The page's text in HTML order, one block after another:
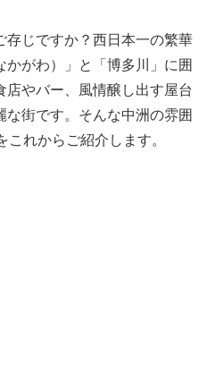
存じですか？西日本一の繁華
がわ）」と「博多川」に囲
店やバー、風情醸し出す屋台
街です。そんな中洲の雰囲
れからご紹介します。